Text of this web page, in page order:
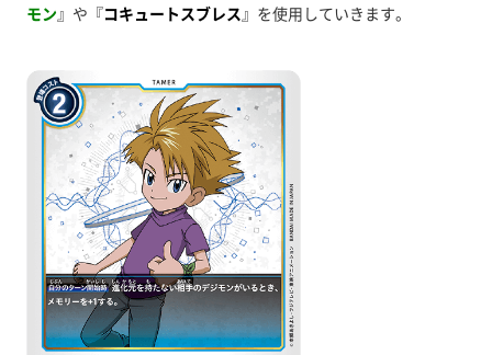
モン 』や『コキュートスブレス 』を使用していきます。